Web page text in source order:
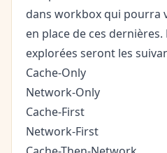
dans workbox qui pourra
en place de ces
explorées seront les
Cache-Only
Network-Only
Cache-First
Network-First